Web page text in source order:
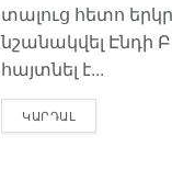
տալուց հետո
նշանակվել Էնդի
հայտնել է...
ԿԱՐԴԱԼ